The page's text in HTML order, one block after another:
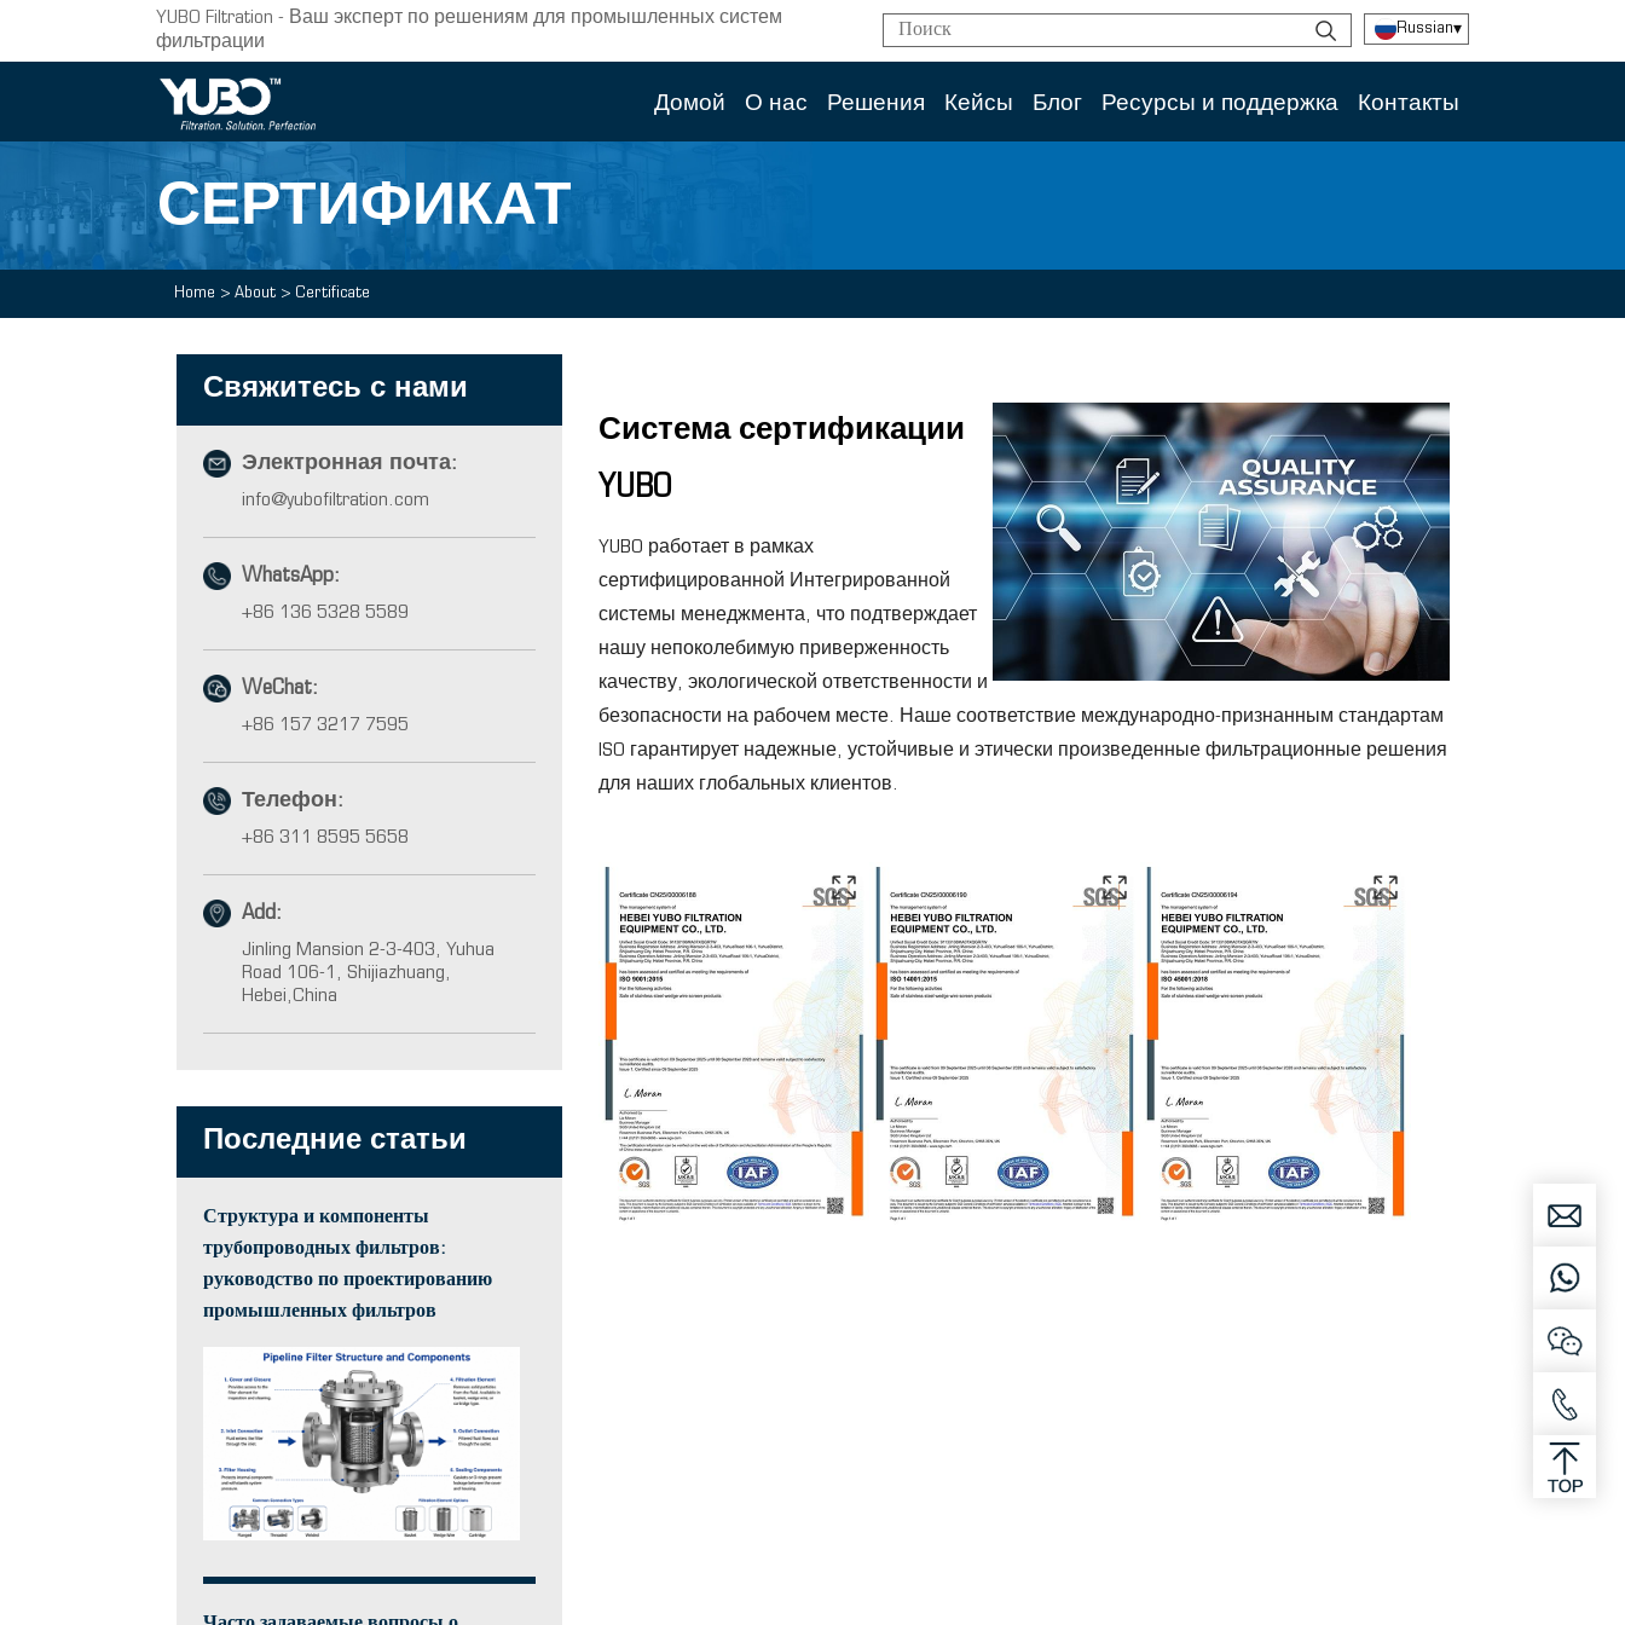
YUBO Filtration - Ваш эксперт по решениям для промышленных систем
фильтрации
Russian▾
Домой О нас Решения Кейсы Блог Ресурсы и поддержка Контакты
СЕРТИФИКАТ
Home > About > Certificate
Система сертификации
YUBO
YUBO работает в рамках
сертифицированной Интегрированной
системы менеджмента, что подтверждает
нашу непоколебимую приверженность
качеству, экологической ответственности и
безопасности на рабочем месте. Наше соответствие международно-признанным стандартам
ISO гарантирует надежные, устойчивые и этически произведенные фильтрационные решения
для наших глобальных клиентов.
Свяжитесь с нами
Электронная почта:
info@yubofiltration.com
WhatsApp:
+86 136 5328 5589
WeChat:
+86 157 3217 7595
Телефон:
+86 311 8595 5658
Add:
Jinling Mansion 2-3-403, Yuhua
Road 106-1, Shijiazhuang,
Hebei,China
Последние статьи
Структура и компоненты
трубопроводных фильтров:
руководство по проектированию
промышленных фильтров